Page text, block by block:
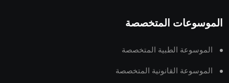
المتخصصة
الطبية المتخصصة
القانونية المتخصصة